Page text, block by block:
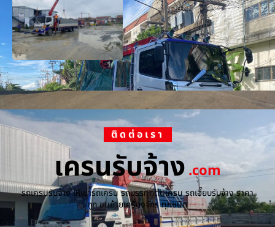
ติดต่อเรา
เครนรับจ้าง.com
รถเครนรับจ้าง ให้เช่ารถเครน รถบรรทุกติดเครน รถเฮี๊ยบรับจ้าง ราคา
ถูก ขนย้ายเครื่องจักร ทุกชนิด